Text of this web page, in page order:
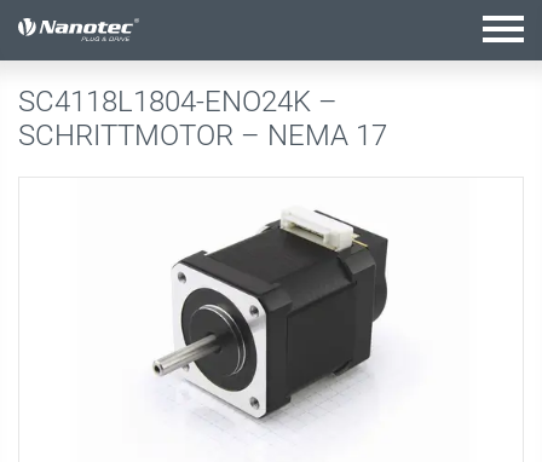
Aktive Kombination
SC4118L1804-ENO24K –
SCHRITTMOTOR – NEMA 17